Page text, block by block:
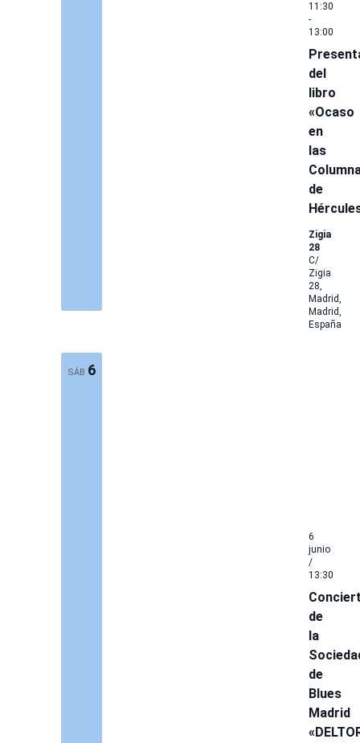
del
libro
«Ocaso
en
las
de
11:30
-
13:00
Zigia
28
C/
Zigia
28,
Madrid,
Madrid,
España
SÁB 6
de
la
de
Blues
Madrid
6
junio
/
13:30